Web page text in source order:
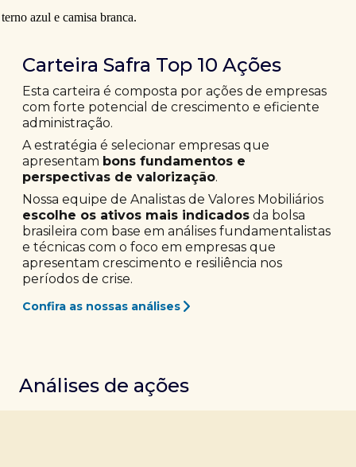
Carteira Safra Top 10 Ações
Esta carteira é composta por ações de empresas
com forte potencial de crescimento e eficiente
administração.
A estratégia é selecionar empresas que
apresentam bons fundamentos e
perspectivas de valorização.
Nossa equipe de Analistas de Valores Mobiliários
escolhe os ativos mais indicados da bolsa
brasileira com base em análises fundamentalistas
e técnicas com o foco em empresas que
apresentam crescimento e resiliência nos
períodos de crise.
Confira as nossas análises
Análises de ações